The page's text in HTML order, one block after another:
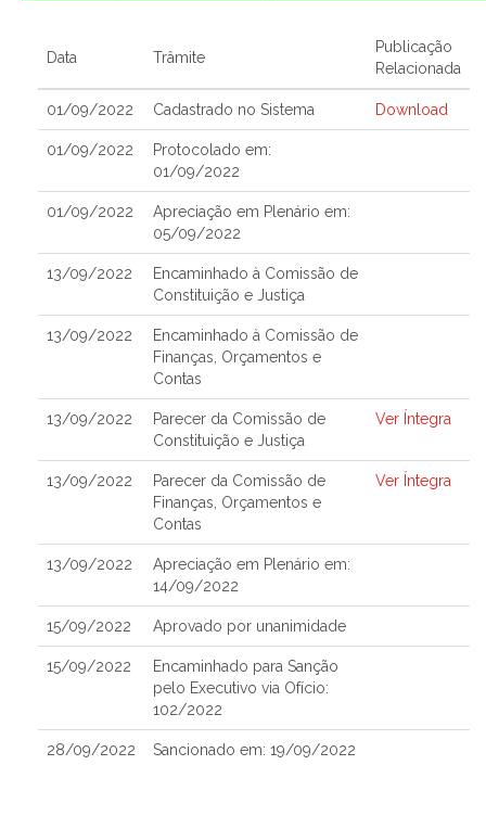
Data Trâmite
Publicação
Relacionada
01/09/2022 Cadastrado no Sistema Download
01/09/2022
Protocolado em:
01/09/2022
01/09/2022
Apreciação em Plenário em:
05/09/2022
13/09/2022
Encaminhado à Comissão de
Constituição e Justiça
13/09/2022
Encaminhado à Comissão de
Finanças, Orçamentos e
Contas
13/09/2022
Parecer da Comissão de
Constituição e Justiça
Ver Íntegra
13/09/2022
Parecer da Comissão de
Finanças, Orçamentos e
Contas
Ver Íntegra
13/09/2022
Apreciação em Plenário em:
14/09/2022
15/09/2022 Aprovado por unanimidade
15/09/2022
Encaminhado para Sanção
pelo Executivo via Ofício:
102/2022
28/09/2022 Sancionado em: 19/09/2022